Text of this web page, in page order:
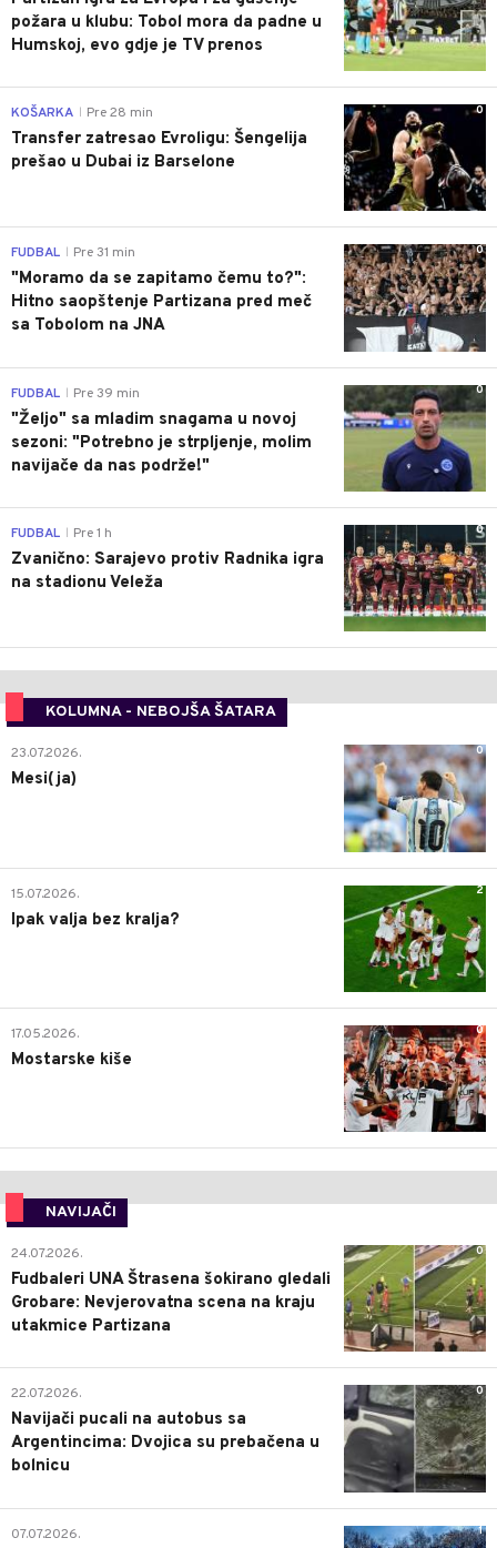
požara u klubu: Tobol mora da padne u
Humskoj, evo gdje je TV prenos
0
KOŠARKA Pre 28 min
Transfer zatresao Evroligu: Šengelija
prešao u Dubai iz Barselone
0
FUDBAL Pre 31 min
"Moramo da se zapitamo čemu to?":
Hitno saopštenje Partizana pred meč
sa Tobolom na JNA
0
FUDBAL Pre 39 min
"Željo" sa mladim snagama u novoj
sezoni: "Potrebno je strpljenje, molim
navijače da nas podrže!"
0
FUDBAL Pre 1 h
Zvanično: Sarajevo protiv Radnika igra
na stadionu Veleža
KOLUMNA - NEBOJŠA ŠATARA
0
23.07.2026.
Mesi(ja)
2
15.07.2026.
Ipak valja bez kralja?
0
17.05.2026.
Mostarske kiše
NAVIJAČI
0
24.07.2026.
Fudbaleri UNA Štrasena šokirano gledali
Grobare: Nevjerovatna scena na kraju
utakmice Partizana
0
22.07.2026.
Navijači pucali na autobus sa
Argentincima: Dvojica su prebačena u
bolnicu
1
07.07.2026.